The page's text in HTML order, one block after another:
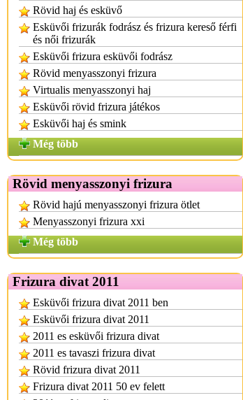
Rövid haj és esküvő
Esküvői frizurák fodrász és frizura kereső férfi
és női frizurák
Esküvői frizura esküvői fodrász
Rövid menyasszonyi frizura
Virtualis menyasszonyi haj
Esküvői rövid frizura játékos
Esküvői haj és smink
Még több
Rövid menyasszonyi frizura
Rövid hajú menyasszonyi frizura ötlet
Menyasszonyi frizura xxi
Még több
Frizura divat 2011
Esküvői frizura divat 2011 ben
Esküvői frizura divat 2011
2011 es esküvői frizura divat
2011 es tavaszi frizura divat
Rövid frizura divat 2011
Frizura divat 2011 50 ev felett